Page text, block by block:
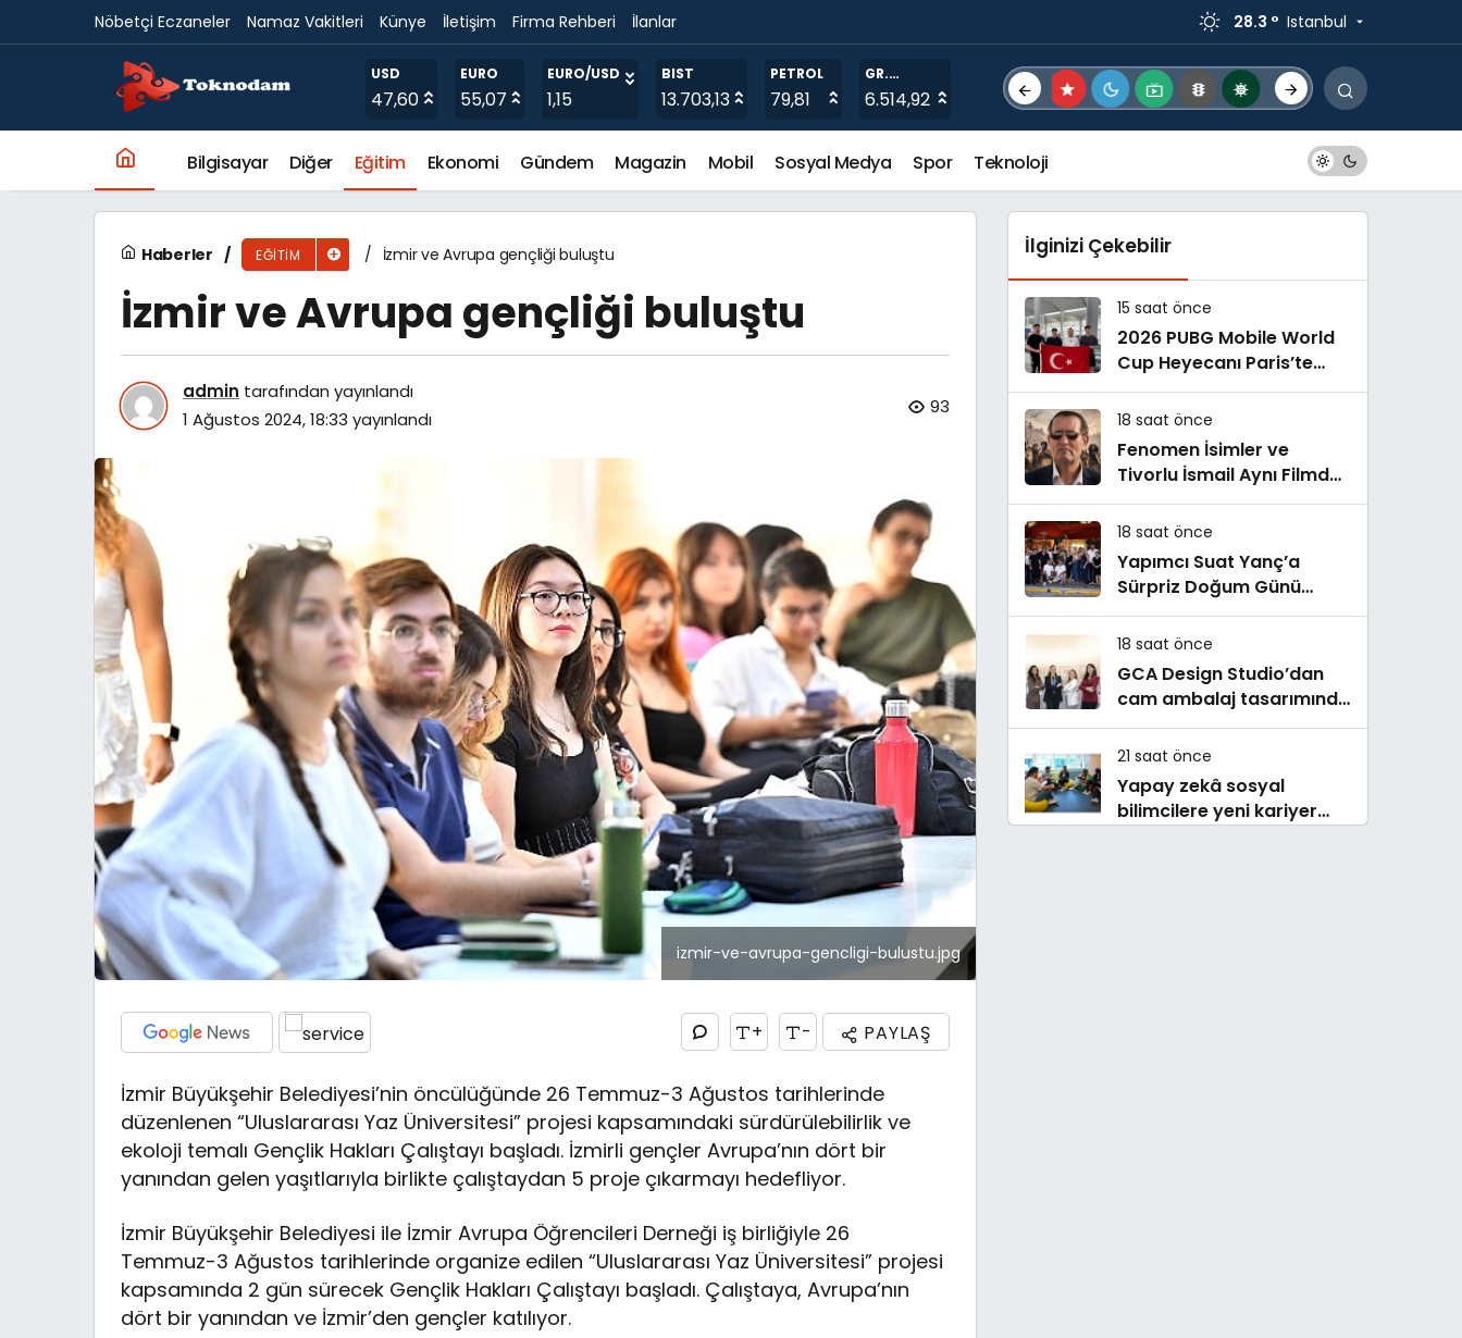
Nöbetçi Eczaneler Namaz Vakitleri Künye İletişim Firma Rehberi İlanlar 28.3 ° Istanbul
USD
47,60
EURO
55,07
EURO/USD
1,15
BIST
13.703,13
PETROL
79,81
GR.
ALTIN
6.514,92
Bilgisayar Diğer Eğitim Ekonomi Gündem Magazin Mobil Sosyal Medya Spor Teknoloji
Haberler EĞITIM İzmir ve Avrupa gençliği buluştu
İzmir ve Avrupa gençliği buluştu
admin tarafından yayınlandı
1 Ağustos 2024, 18:33 yayınlandı
93
izmir-ve-avrupa-gencligi-bulustu.jpg
+ - PAYLAŞ
İzmir Büyükşehir Belediyesi’nin öncülüğünde 26 Temmuz-3 Ağustos tarihlerinde
düzenlenen “Uluslararası Yaz Üniversitesi” projesi kapsamındaki sürdürülebilirlik ve
ekoloji temalı Gençlik Hakları Çalıştayı başladı. İzmirli gençler Avrupa’nın dört bir
yanından gelen yaşıtlarıyla birlikte çalıştaydan 5 proje çıkarmayı hedefliyor.
İzmir Büyükşehir Belediyesi ile İzmir Avrupa Öğrencileri Derneği iş birliğiyle 26
Temmuz-3 Ağustos tarihlerinde organize edilen “Uluslararası Yaz Üniversitesi” projesi
kapsamında 2 gün sürecek Gençlik Hakları Çalıştayı başladı. Çalıştaya, Avrupa’nın
dört bir yanından ve İzmir’den gençler katılıyor.
İlginizi Çekebilir
15 saat önce
2026 PUBG Mobile World
Cup Heyecanı Paris’te
Başlıyor
18 saat önce
Fenomen İsimler ve
Tivorlu İsmail Aynı Filmde
Buluştu! !Kozalak Devri! 7
Ağustos’ta Vizyonda
18 saat önce
Yapımcı Suat Yanç’a
Sürpriz Doğum Günü
Kutlaması!
18 saat önce
GCA Design Studio’dan
cam ambalaj tasarımında
bütüncül yaklaşım
21 saat önce
Yapay zekâ sosyal
bilimcilere yeni kariyer
Personele “Kamuda Etik Değerler ve İlkeler” Eğitimi Verildi